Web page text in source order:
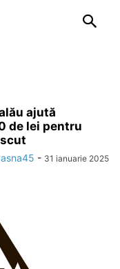
ajută
de lei pentru
- 31 ianuarie 2025